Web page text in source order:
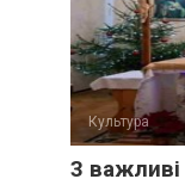
Культура
3 важливі